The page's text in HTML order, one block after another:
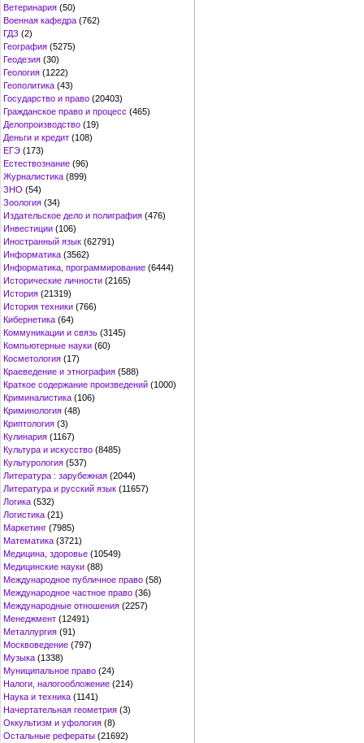
Ветеринария (50)
Военная кафедра (762)
ГДЗ (2)
География (5275)
Геодезия (30)
Геология (1222)
Геополитика (43)
Государство и право (20403)
Гражданское право и процесс (465)
Делопроизводство (19)
Деньги и кредит (108)
ЕГЭ (173)
Естествознание (96)
Журналистика (899)
ЗНО (54)
Зоология (34)
Издательское дело и полиграфия (476)
Инвестиции (106)
Иностранный язык (62791)
Информатика (3562)
Информатика, программирование (6444)
Исторические личности (2165)
История (21319)
История техники (766)
Кибернетика (64)
Коммуникации и связь (3145)
Компьютерные науки (60)
Косметология (17)
Краеведение и этнография (588)
Краткое содержание произведений (1000)
Криминалистика (106)
Криминология (48)
Криптология (3)
Кулинария (1167)
Культура и искусство (8485)
Культурология (537)
Литература : зарубежная (2044)
Литература и русский язык (11657)
Логика (532)
Логистика (21)
Маркетинг (7985)
Математика (3721)
Медицина, здоровье (10549)
Медицинские науки (88)
Международное публичное право (58)
Международное частное право (36)
Международные отношения (2257)
Менеджмент (12491)
Металлургия (91)
Москвоведение (797)
Музыка (1338)
Муниципальное право (24)
Налоги, налогообложение (214)
Наука и техника (1141)
Начертательная геометрия (3)
Оккультизм и уфология (8)
Остальные рефераты (21692)